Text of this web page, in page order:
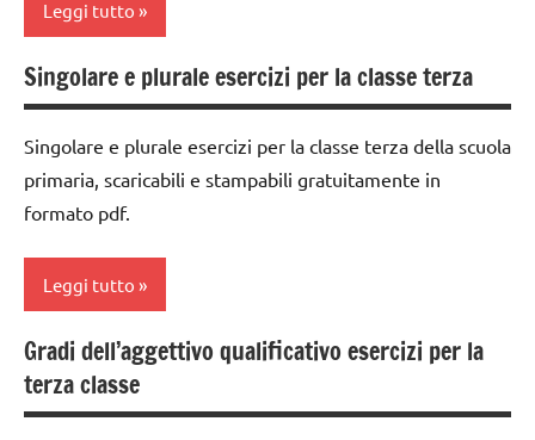
TUTTI GLI
ARTICOLI
grammatica
italiano
materiale
didattico
PER ETA'
TUTTI GLI
Leggi tutto
classe
3a
dai
6
anni
DOWNLOAD
grammatica
italiano
LINGUAGGIO
Singolare e plurale esercizi per la classe terza
Singolare e plurale esercizi per la classe terza della scuola
primaria, scaricabili e stampabili gratuitamente in
formato pdf.
Leggi tutto
classe
3a
Gradi dell’aggettivo qualificativo esercizi per la
terza classe